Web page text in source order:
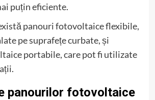
puțin eficiente.
panouri fotovoltaice flexibile,
pe suprafețe curbate, și
portabile, care pot fi utilizate
panourilor fotovoltaice